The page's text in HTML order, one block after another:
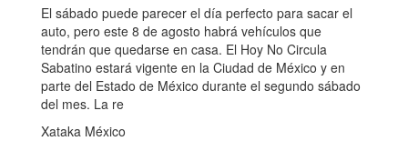
El sábado puede parecer el día perfecto para sacar el
auto, pero este 8 de agosto habrá vehículos que
tendrán que quedarse en casa. El Hoy No Circula
Sabatino estará vigente en la Ciudad de México y en
parte del Estado de México durante el segundo sábado
del mes. La re
Xataka México